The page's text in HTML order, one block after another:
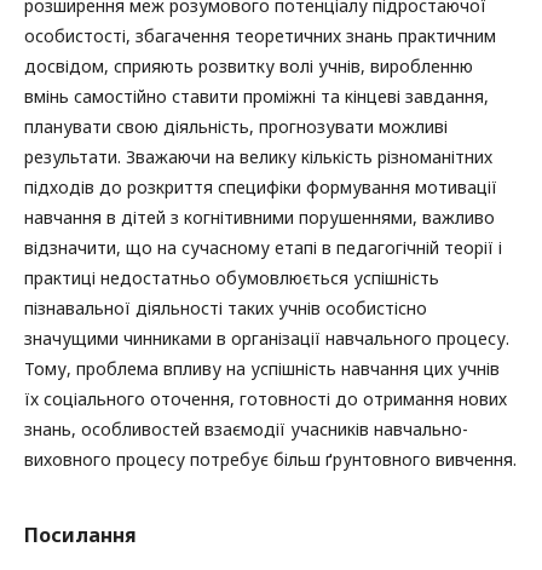
розширення меж розумового потенціалу підростаючої
особистості, збагачення теоретичних знань практичним
досвідом, сприяють розвитку волі учнів, виробленню
вмінь самостійно ставити проміжні та кінцеві завдання,
планувати свою діяльність, прогнозувати можливі
результати. Зважаючи на велику кількість різноманітних
підходів до розкриття специфіки формування мотивації
навчання в дітей з когнітивними порушеннями, важливо
відзначити, що на сучасному етапі в педагогічній теорії і
практиці недостатньо обумовлюється успішність
пізнавальної діяльності таких учнів особистісно
значущими чинниками в організації навчального процесу.
Тому, проблема впливу на успішність навчання цих учнів
їх соціального оточення, готовності до отримання нових
знань, особливостей взаємодії учасників навчально-
виховного процесу потребує більш ґрунтовного вивчення.
Посилання